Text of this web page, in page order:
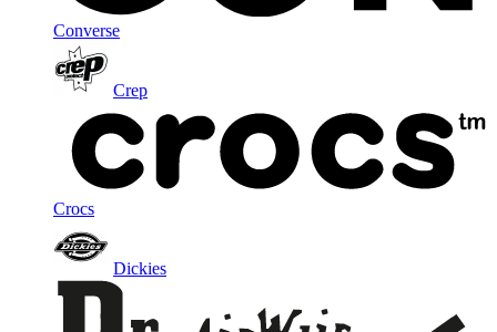
Converse
Crep
Crocs
Dickies